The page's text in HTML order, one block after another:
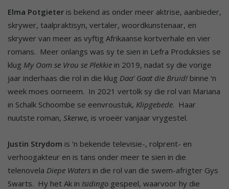
Elma Potgieter is bekend as onder meer aktrise, aanbieder,
skrywer, taalpraktisyn, vertaler, woordkunstenaar, en
skrywer van meer as vyftig Afrikaanse kortverhale en vier
romans. Meer onlangs was sy te sien in Lefra Produksies se
klug My Oom se Vrou se Plekkie in 2019, nadat sy die vorige
jaar inderhaas die rol in die klug Daa’ Gaat die Bruid! binne ‘n
week moes oorneem. In 2021 vertolk sy die rol van Mariana
in Schalk Schoombe se eenvroustuk, Klipgebede. Haar
nuutste roman, Skerwe, is vroeër vanjaar vrygestel.
Justin Strydom is ‘n bekende televisie-, rolprent- en
verhoogakteur en is tans onder meer te sien in die
telenovela Diepe Waters in die rol van die swem-afrigter Gys
Swarts. Hy het Ak in Isidingo gespeel, waarvoor hy die